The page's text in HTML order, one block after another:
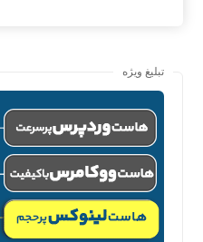
تبلیغ ویژه